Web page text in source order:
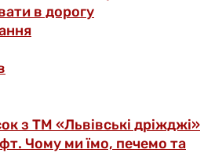
в дорогу
з ТМ «Львівські дріжджі»
Чому ми їмо, печемо та